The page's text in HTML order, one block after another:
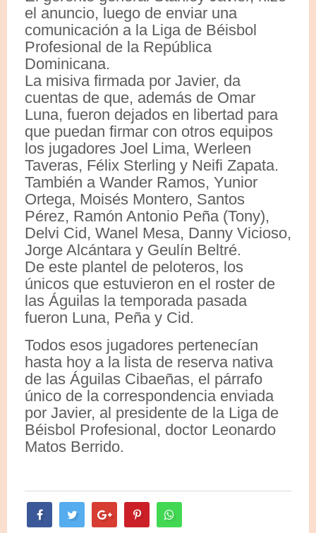
el anuncio, luego de enviar una
comunicación a la Liga de Béisbol
Profesional de la República
Dominicana.
La misiva firmada por Javier, da
cuentas de que, además de Omar
Luna, fueron dejados en libertad para
que puedan firmar con otros equipos
los jugadores Joel Lima, Werleen
Taveras, Félix Sterling y Neifi Zapata.
También a Wander Ramos, Yunior
Ortega, Moisés Montero, Santos
Pérez, Ramón Antonio Peña (Tony),
Delvi Cid, Wanel Mesa, Danny Vicioso,
Jorge Alcántara y Geulín Beltré.
De este plantel de peloteros, los
únicos que estuvieron en el roster de
las Águilas la temporada pasada
fueron Luna, Peña y Cid.
Todos esos jugadores pertenecían
hasta hoy a la lista de reserva nativa
de las Águilas Cibaeñas, el párrafo
único de la correspondencia enviada
por Javier, al presidente de la Liga de
Béisbol Profesional, doctor Leonardo
Matos Berrido.